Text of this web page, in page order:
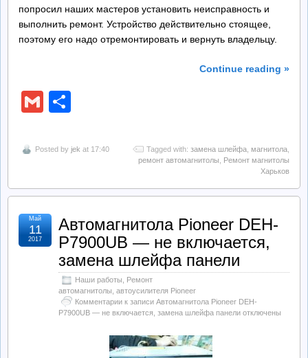
попросил наших мастеров установить неисправность и
выполнить ремонт. Устройство действительно стоящее,
поэтому его надо отремонтировать и вернуть владельцу.
Continue reading »
Gmail
Posted by jek at 17:40 Tagged with: замена шлейфа магнитола
ремонт автомагнитолы
Ремонт магнитолы
Харьков
Автомагнитола Pioneer DEH-
P7900UB — не включается,
замена шлейфа панели
Наши работы
Ремонт
автомагнитолы, автоусилителя Pioneer
Комментарии к записи Автомагнитола Pioneer DEH-
P7900UB — не включается, замена шлейфа панели отключены
Май
11
2017